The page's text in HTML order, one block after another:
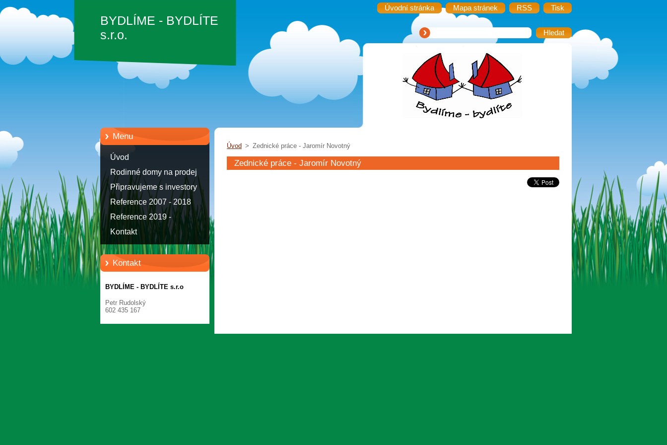
Úvodní stránka Mapa stránek RSS Tisk
BYDLÍME - BYDLÍTE
s.r.o.
Menu
Úvod
Rodinné domy na prodej
Připravujeme s investory
Reference 2007 - 2018
Reference 2019 -
Kontakt
Kontakt
BYDLÍME - BYDLÍTE s.r.o
Petr Rudolský
602 435 167
Úvod > Zednické práce - Jaromír Novotný
Zednické práce - Jaromír Novotný